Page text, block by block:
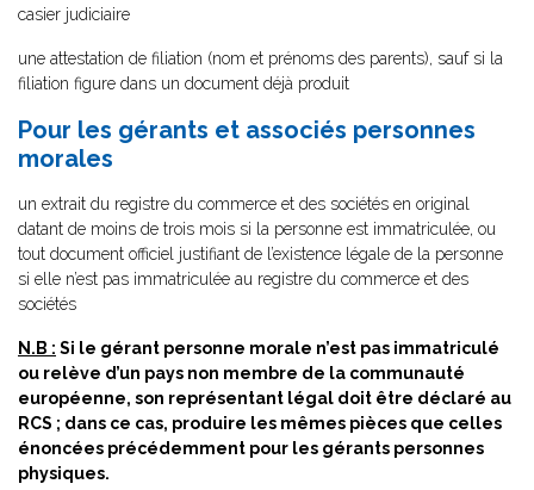
casier judiciaire
une attestation de filiation (nom et prénoms des parents), sauf si la
filiation figure dans un document déjà produit
Pour les gérants et associés personnes
morales
un extrait du registre du commerce et des sociétés en original
datant de moins de trois mois si la personne est immatriculée, ou
tout document officiel justifiant de l’existence légale de la personne
si elle n’est pas immatriculée au registre du commerce et des
sociétés
N.B : Si le gérant personne morale n’est pas immatriculé
ou relève d’un pays non membre de la communauté
européenne, son représentant légal doit être déclaré au
RCS ; dans ce cas, produire les mêmes pièces que celles
énoncées précédemment pour les gérants personnes
physiques.